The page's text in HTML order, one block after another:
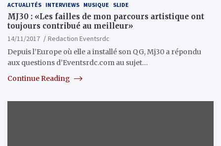
ACTUALITÉS INTERVIEWS MUSIQUE SLIDE
MJ30 : «Les failles de mon parcours artistique ont
toujours contribué au meilleur»
14/11/2017
Redaction Eventsrdc
Depuis l’Europe où elle a installé son QG, Mj30 a répondu
aux questions d’Eventsrdc.com au sujet…
Continue Reading